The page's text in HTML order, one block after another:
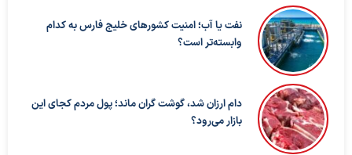
نفت یا آب؛ امنیت کشورهای خلیج فارس به کدام
وابسته‌تر است؟
دام ارزان شد، گوشت گران ماند؛ پول مردم کجای این
بازار می‌رود؟